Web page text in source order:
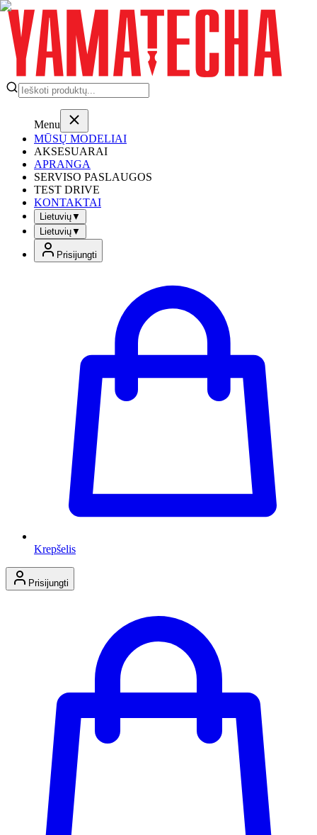
Menu
MŪSŲ MODELIAI
AKSESUARAI
APRANGA
SERVISO PASLAUGOS
TEST DRIVE
KONTAKTAI
Lietuvių▼
Lietuvių▼
Prisijungti
Krepšelis
Prisijungti